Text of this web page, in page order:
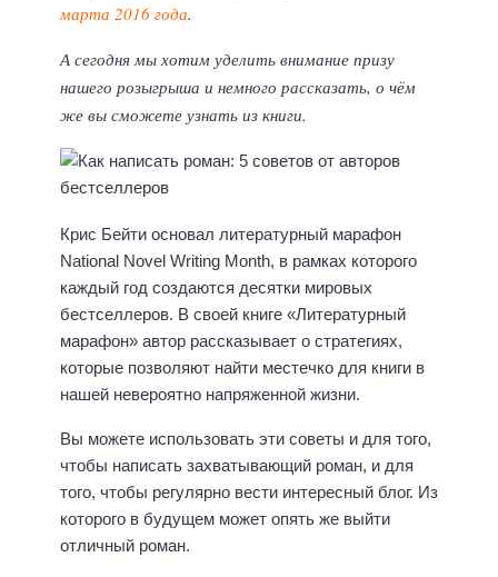
марта 2016 года.
А сегодня мы хотим уделить внимание призу
нашего розыгрыша и немного рассказать, о чём
же вы сможете узнать из книги.
Крис Бейти основал литературный марафон
National Novel Writing Month, в рамках которого
каждый год создаются десятки мировых
бестселлеров. В своей книге «Литературный
марафон» автор рассказывает о стратегиях,
которые позволяют найти местечко для книги в
нашей невероятно напряженной жизни.
Вы можете использовать эти советы и для того,
чтобы написать захватывающий роман, и для
того, чтобы регулярно вести интересный блог. Из
которого в будущем может опять же выйти
отличный роман.